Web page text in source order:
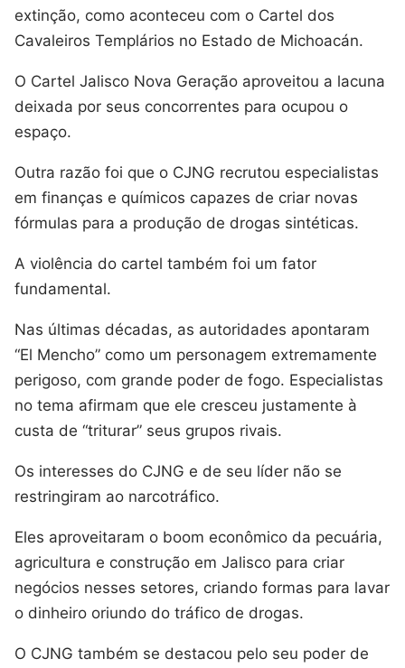
extinção, como aconteceu com o Cartel dos
Cavaleiros Templários no Estado de Michoacán.
O Cartel Jalisco Nova Geração aproveitou a lacuna
deixada por seus concorrentes para ocupou o
espaço.
Outra razão foi que o CJNG recrutou especialistas
em finanças e químicos capazes de criar novas
fórmulas para a produção de drogas sintéticas.
A violência do cartel também foi um fator
fundamental.
Nas últimas décadas, as autoridades apontaram
“El Mencho” como um personagem extremamente
perigoso, com grande poder de fogo. Especialistas
no tema afirmam que ele cresceu justamente à
custa de “triturar” seus grupos rivais.
Os interesses do CJNG e de seu líder não se
restringiram ao narcotráfico.
Eles aproveitaram o boom econômico da pecuária,
agricultura e construção em Jalisco para criar
negócios nesses setores, criando formas para lavar
o dinheiro oriundo do tráfico de drogas.
O CJNG também se destacou pelo seu poder de